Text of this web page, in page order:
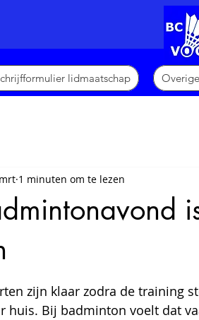
lidmaatschap
1 minuten om te lezen
met NaN uit 5 sterren.
zijn klaar zodra de training
huis. Bij badminton voelt dat